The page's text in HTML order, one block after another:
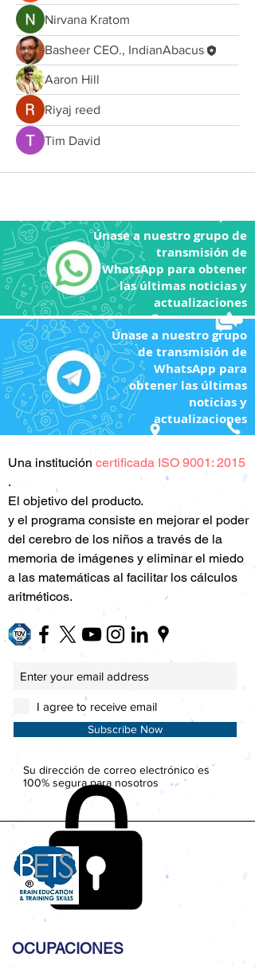
Nirvana Kratom
Basheer CEO., IndianAbacus
Aaron Hill
Riyaj reed
Tim David
Únase a nuestro grupo de
transmisión de
WhatsApp para obtener
las últimas noticias y
actualizaciones
Únase a nuestro grupo
de transmisión de
WhatsApp para
obtener las últimas
noticias y
actualizaciones
Una institución certificada ISO 9001: 2015
.
El objetivo del producto.
y el programa consiste en mejorar el poder
del cerebro de los niños a través de la
memoria de imágenes y eliminar el miedo
a las matemáticas al facilitar los cálculos
aritméticos.
I agree to receive email
Subscribe Now
Su dirección de correo electrónico es
100% segura para nosotros
OCUPACIONES